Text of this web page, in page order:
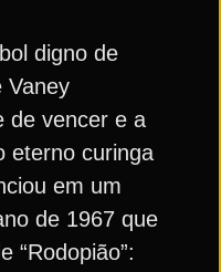
digno de
Vaney
de vencer e a
eterno curinga
em um
de 1967 que
“Rodopião”: